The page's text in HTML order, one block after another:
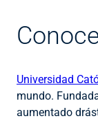
Universidad
mundo.
aumentado